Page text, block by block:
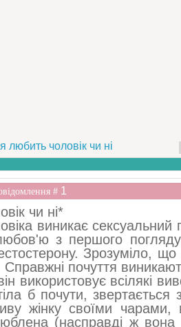
любить чоловік чи ні
# 1
чи ні*
виникає
з першого
Зрозуміло, що
почуття
використовує всілякі
б почути,
жінку своїми чарами,
(насправді ж